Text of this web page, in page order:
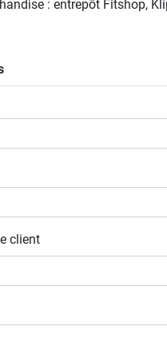
: entrepôt Fitshop,
client